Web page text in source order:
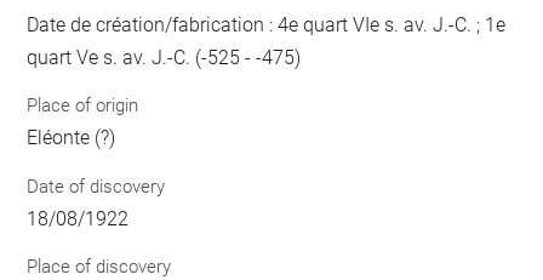
Date de création/fabrication : 4e quart VIe s. av. J.-C. ; 1e
quart Ve s. av. J.-C. (-525 - -475)
Place of origin
Eléonte (?)
Date of discovery
18/08/1922
Place of discovery